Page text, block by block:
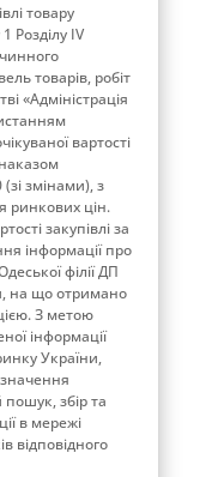
товару
Розділу ІV
товарів, робіт
«Адміністрація
вартості
змінами), з
ринкових цін.
закупівлі за
інформації про
філії ДП
на що отримано
З метою
інформації
України,
пошук, збір та
в мережі
відповідного